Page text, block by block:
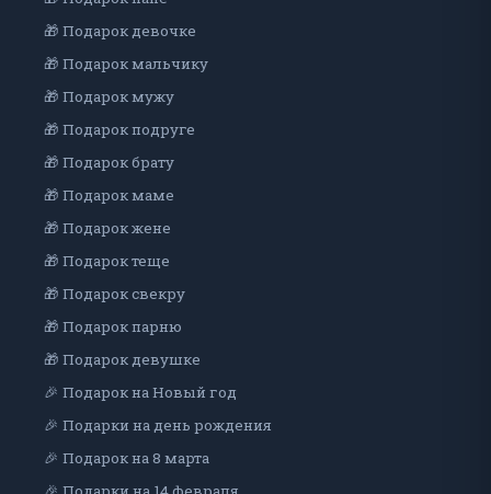
🎁 Подарок девочке
🎁 Подарок мальчику
🎁 Подарок мужу
🎁 Подарок подруге
🎁 Подарок брату
🎁 Подарок маме
🎁 Подарок жене
🎁 Подарок теще
🎁 Подарок свекру
🎁 Подарок парню
🎁 Подарок девушке
🎉 Подарок на Новый год
🎉 Подарки на день рождения
🎉 Подарок на 8 марта